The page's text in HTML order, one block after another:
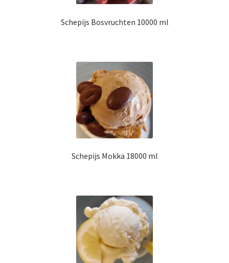
Schepijs Bosvruchten 10000 ml
Schepijs Mokka 18000 ml